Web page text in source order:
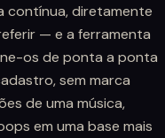
contínua, diretamente
— e a ferramenta
os de ponta a ponta
sem marca
de uma música,
em uma base mais